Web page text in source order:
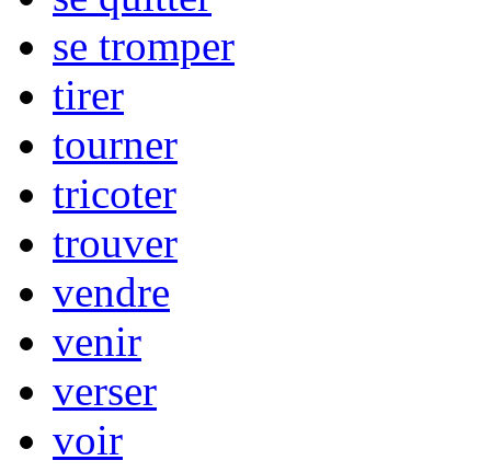
se tromper
tirer
tourner
tricoter
trouver
vendre
venir
verser
voir